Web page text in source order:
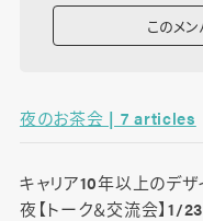
このメ
夜のお茶会 | 7 articles
キャリア10年以上のデ
夜【トーク＆交流会】1/